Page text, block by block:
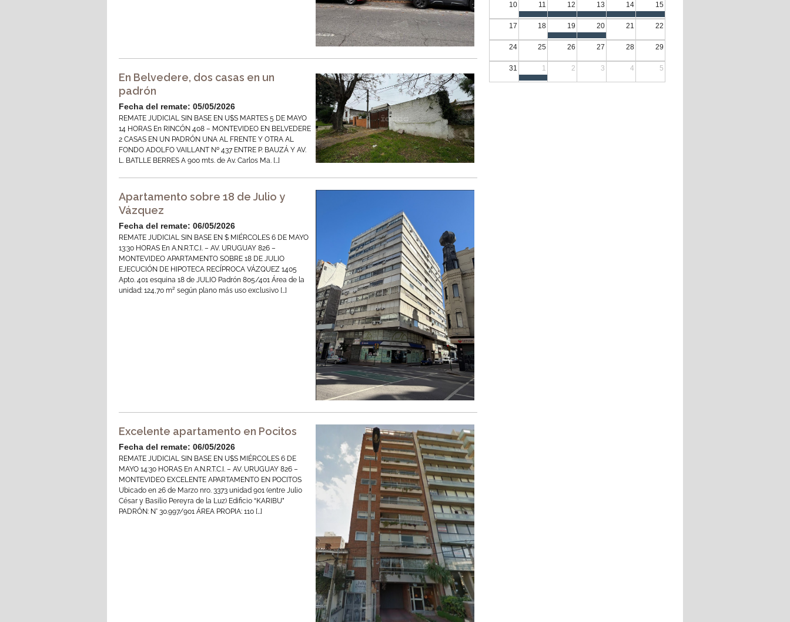
En Belvedere, dos casas en un
padrón
Fecha del remate: 05/05/2026
REMATE JUDICIAL SIN BASE EN U$S MARTES 5 DE MAYO
14 HORAS En RINCÓN 408 – MONTEVIDEO EN BELVEDERE
2 CASAS EN UN PADRÓN UNA AL FRENTE Y OTRA AL
FONDO ADOLFO VAILLANT Nº 437 ENTRE P. BAUZÁ Y AV.
L. BATLLE BERRES A 900 mts. de Av. Carlos Ma. […]
Apartamento sobre 18 de Julio y
Vázquez
Fecha del remate: 06/05/2026
REMATE JUDICIAL SIN BASE EN $ MIÉRCOLES 6 DE MAYO
13:30 HORAS En A.N.R.T.C.I. – AV. URUGUAY 826 –
MONTEVIDEO APARTAMENTO SOBRE 18 DE JULIO
EJECUCIÓN DE HIPOTECA RECÍPROCA VÁZQUEZ 1405
Apto. 401 esquina 18 de JULIO Padrón 805/401 Área de la
unidad: 124,70 m² según plano más uso exclusivo […]
Excelente apartamento en Pocitos
Fecha del remate: 06/05/2026
REMATE JUDICIAL SIN BASE EN U$S MIÉRCOLES 6 DE
MAYO 14:30 HORAS En A.N.R.T.C.I. – AV. URUGUAY 826 –
MONTEVIDEO EXCELENTE APARTAMENTO EN POCITOS
Ubicado en 26 de Marzo nro. 3373 unidad 901 (entre Julio
César y Basilio Pereyra de la Luz) Edificio “KARIBU”
PADRÓN: N° 30.997/901 ÁREA PROPIA: 110 […]
10 11 12 13 14 15
17 18 19 20 21 22
24 25 26 27 28 29
31 1 2 3 4 5